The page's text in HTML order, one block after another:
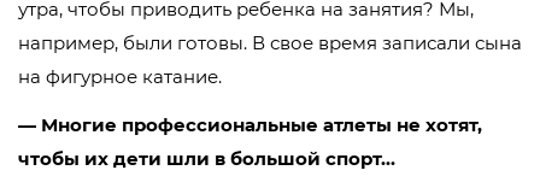
утра, чтобы приводить ребенка на занятия? Мы,
например, были готовы. В свое время записали сына
на фигурное катание.
— Многие профессиональные атлеты не хотят,
чтобы их дети шли в большой спорт…